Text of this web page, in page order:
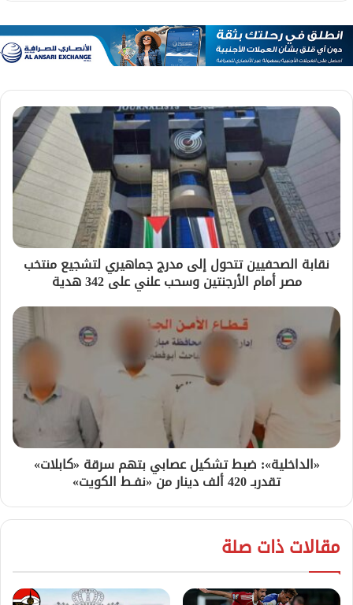
نقابة الصحفيين تتحول إلى مدرج جماهيري لتشجيع منتخب
مصر أمام الأرجنتين وسحب علني على 342 هدية
«الداخلية»: ضبط تشكيل عصابي بتهم سرقة «كابلات»
تقدربـ 420 ألف دينار من «نفـط الكويت»
مقالات ذات صلة